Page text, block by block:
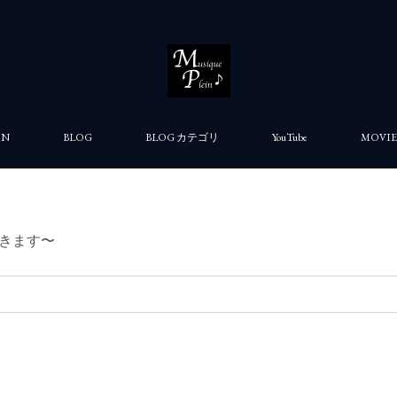
BLOG BLOG カテゴリ YouTube
ます〜